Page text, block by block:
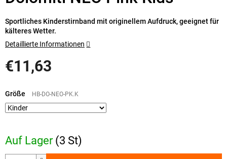
€11,63
Auf Lager (3 St)
Größe HB-DO-NEO-PK.K
Sportliches Kinderstirnband mit originellem Aufdruck, geeignet für
kälteres Wetter.
Detaillierte Informationen